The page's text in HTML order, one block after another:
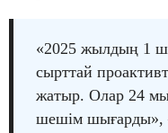
«2025 жылдың 1
сырттай
жатыр. Олар 24
шешім шығарды»,